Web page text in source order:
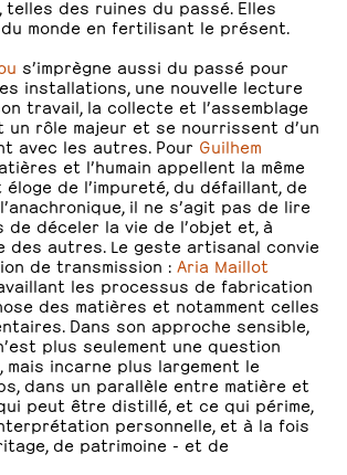
telles des ruines du passé. Elles
monde en fertilisant le présent.
s’imprègne aussi du passé pour
installations, une nouvelle lecture
travail, la collecte et l’assemblage
un rôle majeur et se nourrissent d’un
avec les autres. Pour Guilhem
et l’humain appellent la même
de l’impureté, du défaillant, de
il ne s’agit pas de lire
de déceler la vie de l’objet et, à
des autres. Le geste artisanal convie
de transmission : Aria Maillot
les processus de fabrication
des matières et notamment celles
Dans son approche sensible,
plus seulement une question
mais incarne plus largement le
dans un parallèle entre matière et
peut être distillé, et ce qui périme,
personnelle, et à la fois
de patrimoine - et de